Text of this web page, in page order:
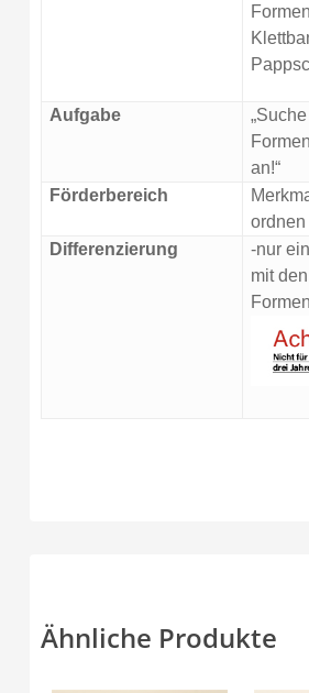
Aufgabe
an!“
Förderbereich
ordnen
Differenzierung
-nur
mit
Ähnliche Produkte